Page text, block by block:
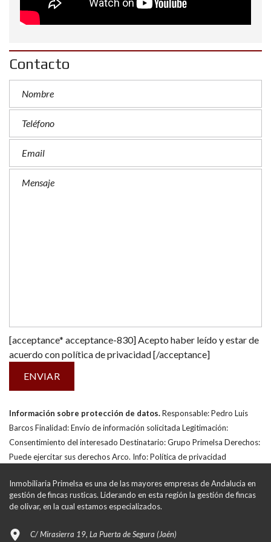
Contacto
[acceptance* acceptance-830] Acepto haber leído y estar de
acuerdo conpolítica de privacidad[/acceptance]
Información sobre protección de datos.Responsable: Pedro Luis
Barcos Finalidad: Envío de información solicitada Legitimación:
Consentimiento del interesado Destinatario: Grupo Primelsa Derechos:
Puede ejercitar sus derechos Arco. Info:Política de privacidad
Inmobiliaria Primelsa es una de las mayores empresas de Andalucia en
gestión de fincas rusticas. Liderando en esta región la gestión de fincas
de olivar, en la cual estamos especializados.
C/ Mirasierra 19, La Puerta de Segura (Jaén)